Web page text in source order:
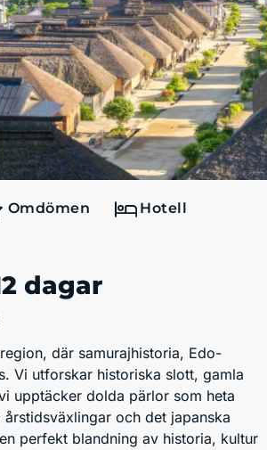
Omdömen Hotell
dagar
där samurajhistoria, Edo-
Vi utforskar historiska slott, gamla
upptäcker dolda pärlor som heta
och det japanska
perfekt blandning av historia, kultur